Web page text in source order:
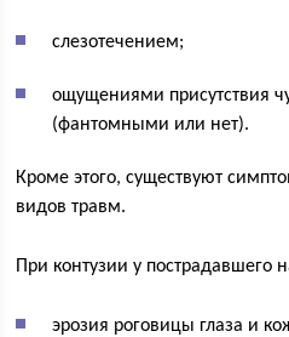
слезотечением;
ощущениями присутствия
(фантомными или нет).
Кроме этого, существуют
видов травм.
При контузии у пострадавшего
эрозия роговицы глаза и